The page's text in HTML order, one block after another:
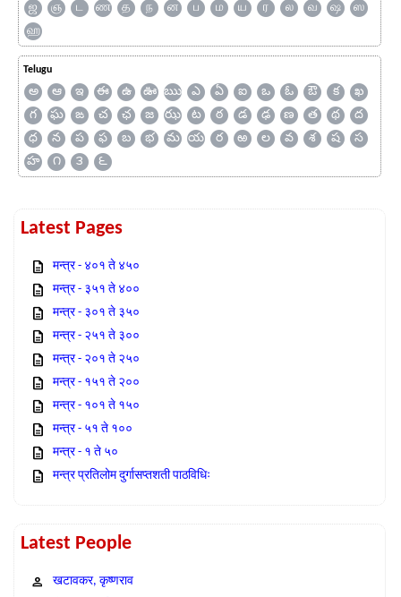
ஜ
ஞ ட ண த ந ன ப ம ய ர ல வ ஷ
ஸ
ஹ
Telugu
అ ఆ ఇ ఈ ఉ ఊ ఋ ఎ ఏ ఐ ఒ ఓ ఔ క
ఖ
గ
ఘ ఙ చ ఛ జ ఝ ట ఠ డ ఢ ణ త థ
ద
ధ
న ప ఫ బ భ మ య ర ఱ ల వ శ ష
స
హ
౧ ౩ ౬
Latest Pages
मन्त्र - ४०१ ते ४५०
मन्त्र - ३५१ ते ४००
मन्त्र - ३०१ ते ३५०
मन्त्र - २५१ ते ३००
मन्त्र - २०१ ते २५०
मन्त्र - १५१ ते २००
मन्त्र - १०१ ते १५०
मन्त्र - ५१ ते १००
मन्त्र - १ ते ५०
मन्त्र प्रतिलोम दुर्गासप्तशती पाठविधिः
Latest People
खटावकर, कृष्णराव